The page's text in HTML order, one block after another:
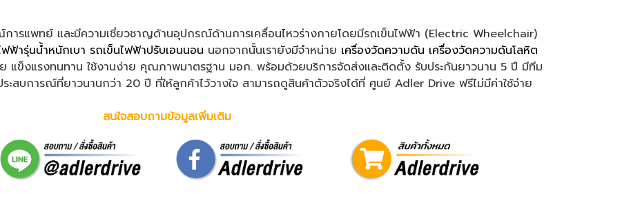
ารแพทย์ และมีความเชี่ยวชาญด้านอุปกรณ์ด้านการเคลื่อนไหวร่างกายโดยมีรถเข็นไฟฟ้า (Electric Wheelchair)
ฟฟ้ารุ่นน้ำหนักเบา รถเข็นไฟฟ้าปรับเอนนอน นอกจากนั้นเรายังมีจำหน่าย เครื่องวัดความดัน เครื่องวัดความดันโลหิต
แข็งแรงทนทาน ใช้งานง่าย คุณภาพมาตรฐาน มอก. พร้อมด้วยบริการจัดส่งและติดตั้ง รับประกันยาวนาน 5 ปี มีทีม
ะสบการณ์ที่ยาวนานกว่า 20 ปี ที่ให้ลูกค้าไว้วางใจ สามารถดูสินค้าตัวจริงได้ที่ ศูนย์ Adler Drive ฟรีไม่มีค่าใช้จ่าย
สนใจสอบถามข้อมูลเพิ่มเติม